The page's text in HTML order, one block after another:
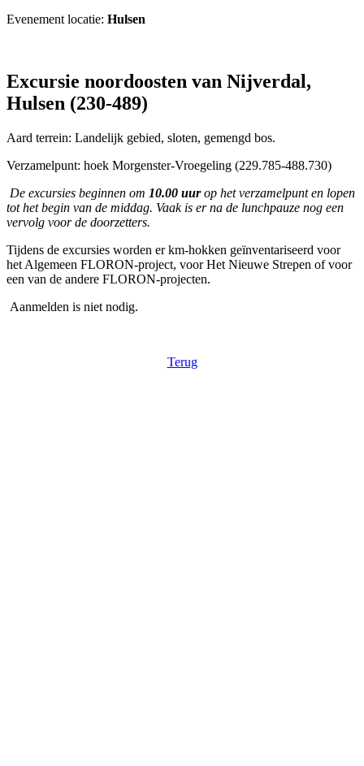
Evenement locatie: Hulsen
Excursie noordoosten van Nijverdal,
Hulsen (230-489)
Aard terrein: Landelijk gebied, sloten, gemengd bos.
Verzamelpunt: hoek Morgenster-Vroegeling (229.785-488.730)
De excursies beginnen om 10.00 uur op het verzamelpunt en lopen
tot het begin van de middag. Vaak is er na de lunchpauze nog een
vervolg voor de doorzetters.
Tijdens de excursies worden er km-hokken geïnventariseerd voor
het Algemeen FLORON-project, voor Het Nieuwe Strepen of voor
een van de andere FLORON-projecten.
Aanmelden is niet nodig.
Terug